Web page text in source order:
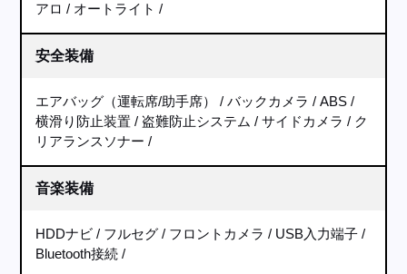
アロ
オートライト
安全装備
エアバッグ（運転席/助手席） バックカメラ
ABS
横滑り防止装置
盗難防止システム サイドカメラ
ク
リアランスソナー
音楽装備
HDDナビ フルセグ フロントカメラ
USB入力端子
Bluetooth接続